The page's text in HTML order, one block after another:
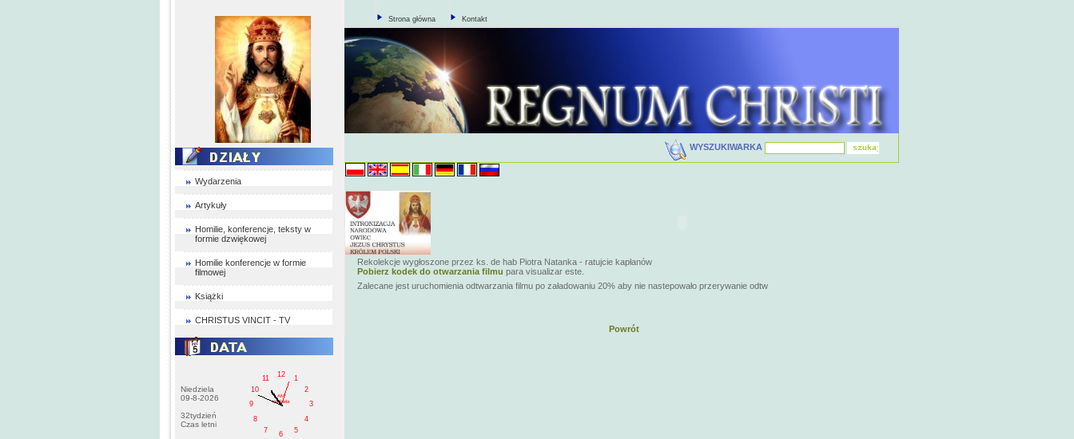
Wydarzenia
Artykuły
Homilie, konferencje, teksty w
formie dzwiękowej
Homilie konferencje w formie
filmowej
Książki
CHRISTUS VINCIT - TV
Niedziela
09-8-2026
32tydzień
Czas letni
1
2
3
4
5
6
7
8
9
10
11
12
AM
niedziela
Strona główna Kontakt
WYSZUKIWARKA
Rekolekcje wygłoszone przez ks. de hab Piotra Natanka - ratujcie kapłanów
Pobierz kodek do otwarzania filmu para visualizar este.
Zalecane jest uruchomienia odtwarzania filmu po załadowaniu 20% aby nie nastepowało przerywanie odtw
Powrót